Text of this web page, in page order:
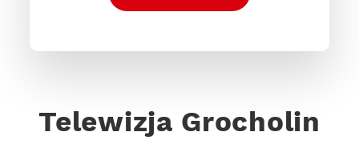
Telewizja Grocholin